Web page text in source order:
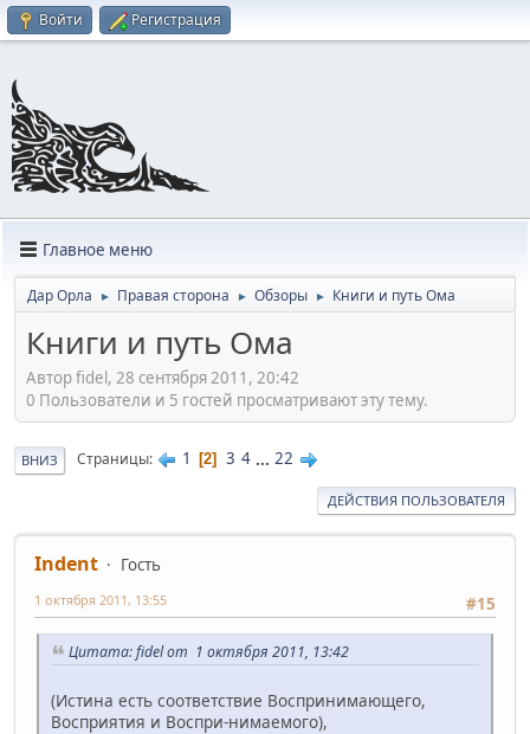
Войти Регистрация
Главное меню
Дар Орла ► Правая сторона ► Обзоры ► Книги и путь Ома
Книги и путь Ома
Автор fidel, 28 сентября 2011, 20:42
0 Пользователи и 5 гостей просматривают эту тему.
ВНИЗ Страницы 1 2 3 4 ... 22
ДЕЙСТВИЯ ПОЛЬЗОВАТЕЛЯ
Indent
Гость
#15
1 октября 2011, 13:55
Цитата: fidel от 1 октября 2011, 13:42
(Истина есть соответствие Воспринимающего,
Восприятия и Воспри-нимаемого),